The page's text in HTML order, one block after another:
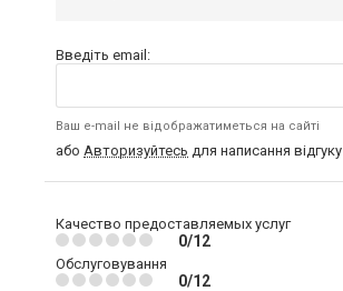
Введіть email:
Ваш e-mail не відображатиметься на сайті
або Авторизуйтесь для написання відгуку
Качество предоставляемых услуг
0/12
Обслуговування
0/12